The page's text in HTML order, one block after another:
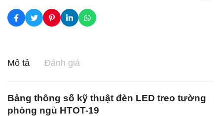
Mô tả Đánh giá
Bảng thông số kỹ thuật đèn LED treo tường
phòng ngủ HTOT-19